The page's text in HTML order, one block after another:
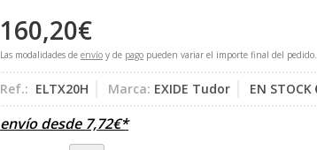
160,20€
Las modalidades de envío y de pago pueden variar el importe final del pedido.
Ref.: ELTX20H Marca: EXIDE Tudor EN STOCK
envío desde 7,72€*